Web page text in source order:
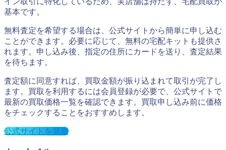
基本です。
無料査定を希望する場合は、公式サイトから簡単に申し込む
ことができます。必要に応じて、無料の宅配キットも提供さ
れます。申し込み後、指定の住所にカードを送り、査定結果
を待ちます。
査定額に同意すれば、買取金額が振り込まれて取引が完了し
ます。買取を利用するには会員登録が必要で、公式サイトで
最新の買取価格一覧を確認できます。買取申し込み前に価格
をチェックすることをおすすめします。
公式サイトを見る